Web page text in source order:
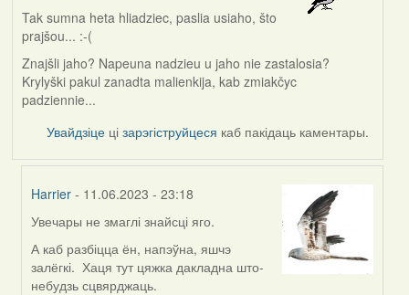
Tak sumna heta hliadziec, paslia usiaho, što
prajšou... :-(
Znajšli jaho? Napeuna nadzieu u jaho nie zastalosia?
Krylyški pakul zanadta malienkija, kab zmiakčyc
padziennie...
Увайдзіце цізарэгіструйцеся каб пакідаць каментары.
Harrier - 11.06.2023 - 23:18
In
reply
to
by
Увечары не змаглі знайсці яго.
А каб разбіцца ён, напэўна, яшчэ
залёгкі. Хаця тут цяжка дакладна што-
небудзь сцвярджаць.